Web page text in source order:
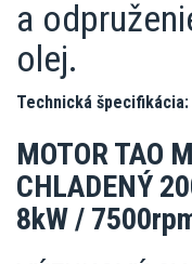
a
olej.
Technická špecifikácia:
MOTOR TAO
CHLADENÝ
8kW /